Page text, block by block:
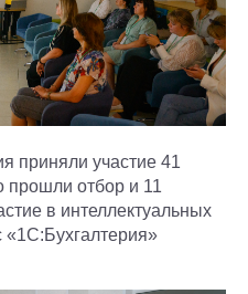
приняли участие 41
прошли отбор и 11
в интеллектуальных
«1С:Бухгалтерия»